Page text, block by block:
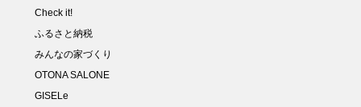
Check it!
ふるさと納税
みんなの家づくり
OTONA SALONE
GISELe